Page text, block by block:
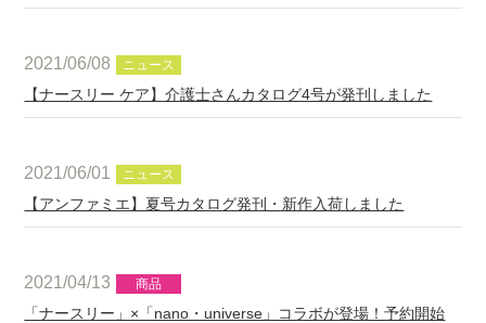
2021/06/08 ニュース
【ナースリー ケア】介護士さんカタログ4号が発刊しました
2021/06/01 ニュース
【アンファミエ】夏号カタログ発刊・新作入荷しました
2021/04/13 商品
「ナースリー」×「nano・universe」コラボが登場！予約開始